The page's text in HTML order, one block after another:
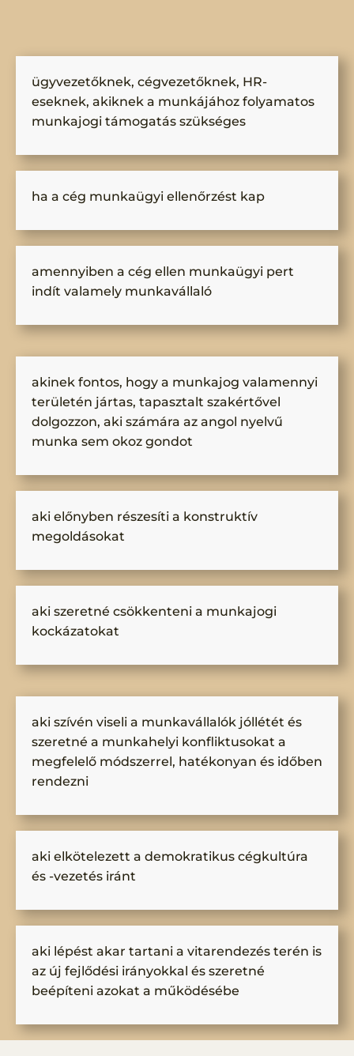
ügyvezetőknek, cégvezetőknek, HR-
eseknek, akiknek a munkájához folyamatos
munkajogi támogatás szükséges
ha a cég munkaügyi ellenőrzést kap
amennyiben a cég ellen munkaügyi pert
indít valamely munkavállaló
akinek fontos, hogy a munkajog valamennyi
területén jártas, tapasztalt szakértővel
dolgozzon, aki számára az angol nyelvű
munka sem okoz gondot
aki előnyben részesíti a konstruktív
megoldásokat
aki szeretné csökkenteni a munkajogi
kockázatokat
aki szívén viseli a munkavállalók jóllétét és
szeretné a munkahelyi konfliktusokat a
megfelelő módszerrel, hatékonyan és időben
rendezni
aki elkötelezett a demokratikus cégkultúra
és -vezetés iránt
aki lépést akar tartani a vitarendezés terén is
az új fejlődési irányokkal és szeretné
beépíteni azokat a működésébe